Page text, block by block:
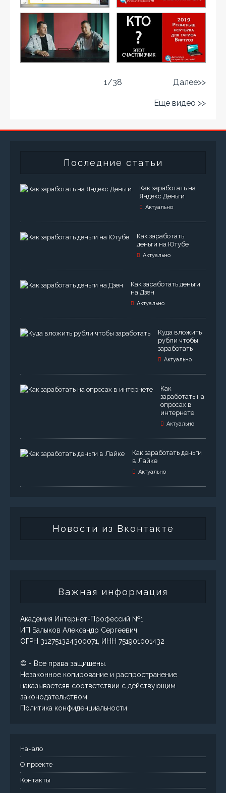
1/38 Далее>>
Еще видео >>
Последние статьи
Как заработать на
Яндекс.Деньги
Актуально
Как заработать
деньги на Ютубе
Актуально
Как заработать деньги
на Дзен
Актуально
Куда вложить
рубли чтобы
заработать
Актуально
Как
заработать на
опросах в
интернете
Актуально
Как заработать деньги
в Лайке
Актуально
Новости из Вконтакте
Важная информация
Академия Интернет-Профессий №1
ИП Балыков Александр Сергеевич
ОГРН 312751324300071, ИНН 751901001432
© - Все права защищены.
Незаконное копирование и распространение
наказываетсяв соответствии с действующим
законодательством.
Политика конфиденциальности
Начало
О проекте
Контакты